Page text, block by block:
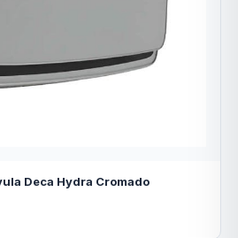
Deca Hydra Cromado